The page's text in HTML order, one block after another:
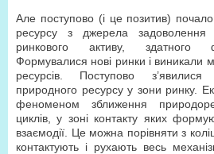
Але поступово (і це позитив)
ресурсу з джерела
ринкового активу, здатного
Формувалися нові ринки і виникали
ресурсів. Поступово з’явилися
природного ресурсу у зони ринку.
феноменом зближення
циклів, у зоні контакту яких
взаємодії. Це можна порівняти з
контактують і рухають весь